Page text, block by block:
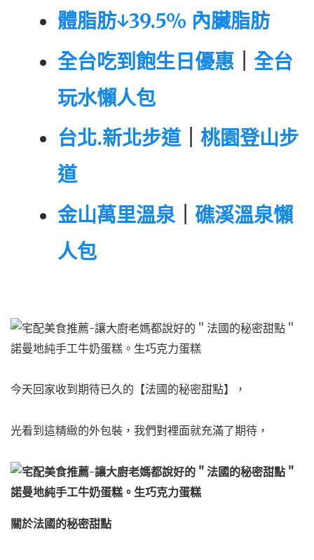
體脂肪↓39.5% 內臟脂肪
全台吃到飽生日優惠 ｜全台
玩水懶人包
台北.新北步道｜桃園登山步
道
金山萬里溫泉｜ 礁溪溫泉懶
人包
今天回家收到期待已久的【法國的秘密甜點】，
光看到這精緻的外包裝， 我們對裡面就充滿了期待，
關於法國的秘密甜點